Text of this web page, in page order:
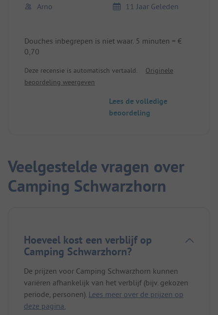
Arno 11 Jaar Geleden
Douches inbegrepen is niet waar. 5 minuten = €
0,70
Deze recensie is automatisch vertaald.
Originele
beoordeling weergeven
Lees de volledige
beoordeling
Veelgestelde vragen over
Camping Schwarzhorn
Hoeveel kost een verblijf op
Camping Schwarzhorn?
De prijzen voor Camping Schwarzhorn kunnen
variëren afhankelijk van het verblijf (bijv. gekozen
periode, personen). Lees meer over de prijzen op
deze pagina.